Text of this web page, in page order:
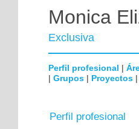
Monica
Exclusiva
Perfil profesional |
| Grupos | Proyectos
Perfil profesional